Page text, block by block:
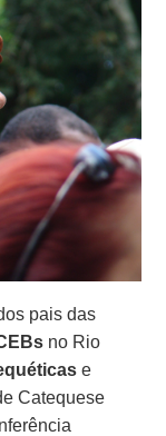
pais das
no Rio
e
Catequese